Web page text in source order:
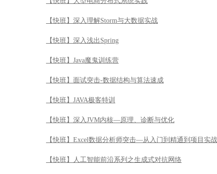
【快班】深入理解Storm与大数据实战
【快班】深入浅出Spring
【快班】Java魔鬼训练营
【快班】面试突击-数据结构与算法速成
【快班】JAVA极客特训
【快班】深入JVM内核—原理、诊断与优化
【快班】Excel数据分析师突击—从入门到精通到项目实战
【快班】人工智能前沿系列之生成式对抗网络